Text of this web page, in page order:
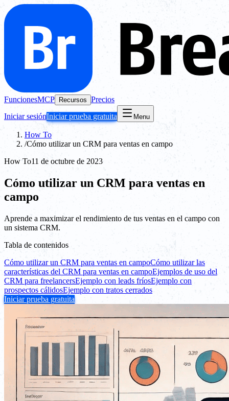
FuncionesMCP Recursos Precios
Iniciar sesiónIniciar prueba gratuita Menu
How To
/Cómo utilizar un CRM para ventas en campo
How To11 de octubre de 2023
Cómo utilizar un CRM para ventas en
campo
Aprende a maximizar el rendimiento de tus ventas en el campo con
un sistema CRM.
Tabla de contenidos
Cómo utilizar un CRM para ventas en campoCómo utilizar las
características del CRM para ventas en campoEjemplos de uso del
CRM para freelancersEjemplo con leads fríosEjemplo con
prospectos cálidosEjemplo con tratos cerrados
Iniciar prueba gratuita